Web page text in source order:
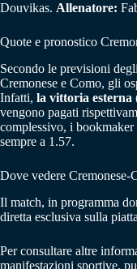
Douvikas. Allenatore:
Quote e pronostico
Secondo le previsioni
Cremonese e Como, gli
Infatti, la vittoria esterna
vengono pagati
complessivo, i
sempre a 1.57.
Dove vedere Cremonese-
Il match, in programma
diretta esclusiva sulla
Per consultare altre
manifestazioni sportive,